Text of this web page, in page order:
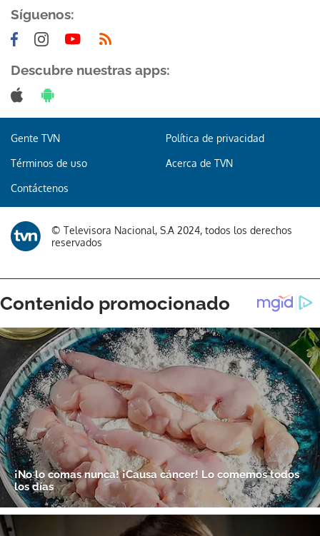
Síguenos:
Descubre nuestras apps:
Gente TVN Política de privacidad
Términos de uso Acerca de TVN
Contáctenos
© Televisora Nacional, S.A 2024, todos los derechos
reservados